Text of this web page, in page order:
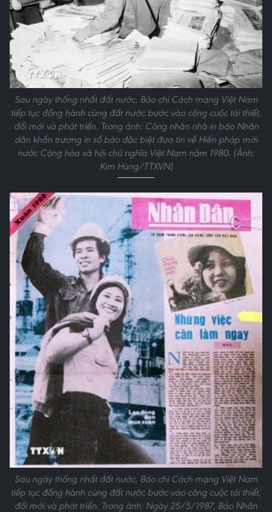
Sau ngày thống nhất đất nước, Báo chí Cách mạng Việt Nam
tiếp tục đồng hành cùng đất nước bước vào công cuộc tái thiết,
đổi mới và phát triển. Trong ảnh: Công nhân nhà in báo Nhân
dân khẩn trương in số báo đặc biệt đưa tin về Hiến pháp mới
nước Cộng hòa xã hội chủ nghĩa Việt Nam năm 1980. (Ảnh:
Kim Hùng/TTXVN)
Sau ngày thống nhất đất nước, Báo chí Cách mạng Việt Nam
tiếp tục đồng hành cùng đất nước bước vào công cuộc tái thiết,
đổi mới và phát triển. Trong ảnh: Ngày 25/5/1987, Báo Nhân